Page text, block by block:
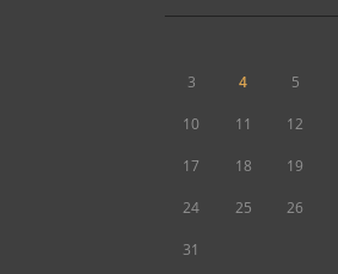
3 4 5
10 11 12
17 18 19
24 25 26
31